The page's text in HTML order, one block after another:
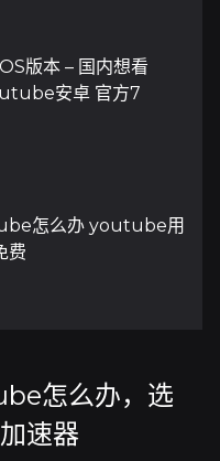
版本 – 国内想看
安卓 官方7
怎么办 youtube用
费
怎么办，选
速器